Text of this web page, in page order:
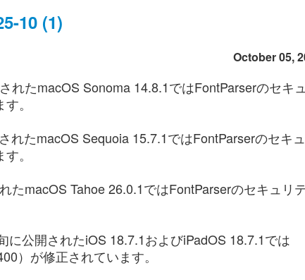
10 (1)
October 05,
れたmacOS Sonoma 14.8.1ではFontParserのセキ
。
れたmacOS Sequoia 15.7.1ではFontParserのセキ
。
たmacOS Tahoe 26.0.1ではFontParserのセキュリ
に公開されたiOS 18.7.1およびiPadOS 18.7.1では
）が修正されています。